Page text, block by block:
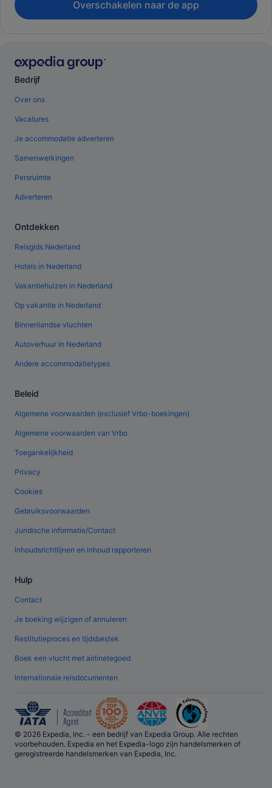
Overschakelen naar de app
Bedrijf
Over ons
Vacatures
Je accommodatie adverteren
Samenwerkingen
Persruimte
Adverteren
Ontdekken
Reisgids Nederland
Hotels in Nederland
Vakantiehuizen in Nederland
Op vakantie in Nederland
Binnenlandse vluchten
Autoverhuur in Nederland
Andere accommodatietypes
Beleid
Algemene voorwaarden (exclusief Vrbo-boekingen)
Algemene voorwaarden van Vrbo
Toegankelijkheid
Privacy
Cookies
Gebruiksvoorwaarden
Juridische informatie/Contact
Inhoudsrichtlijnen en inhoud rapporteren
Hulp
Contact
Je boeking wijzigen of annuleren
Restitutieproces en tijdsbestek
Boek een vlucht met airlinetegoed
Internationale reisdocumenten
© 2026 Expedia, Inc. - een bedrijf van Expedia Group. Alle rechten
voorbehouden. Expedia en het Expedia-logo zijn handelsmerken of
geregistreerde handelsmerken van Expedia, Inc.